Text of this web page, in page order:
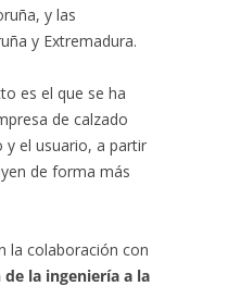
y las
y Extremadura.
es el que se ha
de calzado
y el usuario, a partir
de forma más
la colaboración con
la ingeniería a la